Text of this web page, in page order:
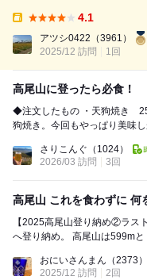
で到着できます。ケーブルカ
の場合は『高尾山...
4.1
アツシ0422 （3961）
2025/12 訪問
1回
高尾山に登ったら必食！
◆注文したもの ・天狗焼き 250円 ×9 ◆感想 高尾山に来たら外せない天
狗焼き。今回もやっぱり美味しかったです。 黒豆
さりこんぐ （1024）
2026/03 訪問
3回
高尾山 これを食わずに 何
【2025高尾山登り納め②ラスト】 2025年12月最終週。 家族3人で
へ登り納め。 高尾山は599mと かなり低い山なのにチョー寒い(((((｡
おにいさんまん （2373）
2025/12 訪問
2回